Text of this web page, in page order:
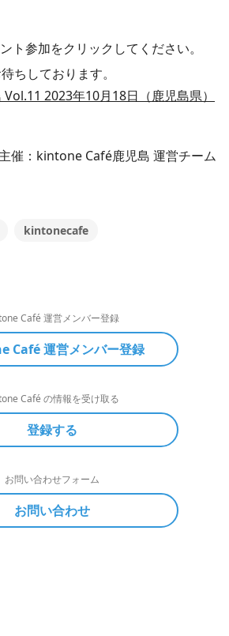
ト参加をクリックしてください。
ちしております。
2023年10月18日（鹿児島県）
主催：kintone Café鹿児島 運営チーム
kintonecafe
Café 運営メンバー登録
Café 運営メンバー登録
Café の情報を受け取る
登録する
お問い合わせフォーム
お問い合わせ